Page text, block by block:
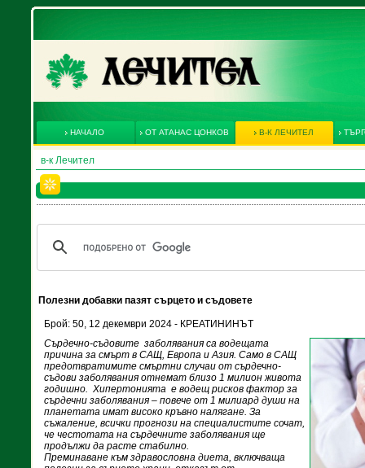
НАЧАЛО ОТ АТАНАС ЦОНКОВ В-К ЛЕЧИТЕЛ
в-к Лечител
Полезни добавки пазят сърцето и съдовете
Брой: 50, 12 декември 2024 - КРЕАТИНИНЪТ
Сърдечно-съдовите заболявания са водещата
причина за смърт в САЩ, Европа и Азия. Само в САЩ
предотвратимите смъртни случаи от сърдечно-
съдови заболявания отнемат близо 1 милион живота
годишно. Хипертонията е водещ рисков фактор за
сърдечни заболявания – повече от 1 милиард души на
планетата имат високо кръвно налягане. За
съжаление, всички прогнози на специалистите сочат,
че честотата на сърдечните заболявания ще
продължи да расте стабилно.
Преминаване към здравословна диета, включваща